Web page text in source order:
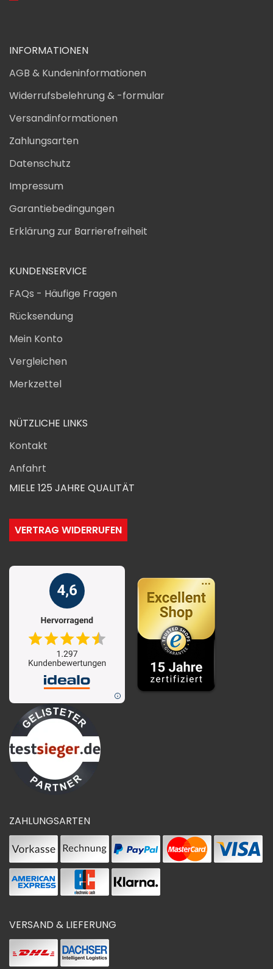
INFORMATIONEN
AGB & Kundeninformationen
Widerrufsbelehrung & -formular
Versandinformationen
Zahlungsarten
Datenschutz
Impressum
Garantiebedingungen
Erklärung zur Barrierefreiheit
KUNDENSERVICE
FAQs - Häufige Fragen
Rücksendung
Mein Konto
Vergleichen
Merkzettel
NÜTZLICHE LINKS
Kontakt
Anfahrt
MIELE 125 JAHRE QUALITÄT
VERTRAG WIDERRUFEN
ZAHLUNGSARTEN
VERSAND & LIEFERUNG